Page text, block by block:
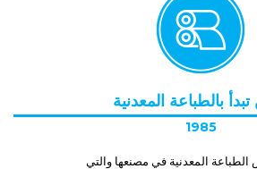
بالطباعة المعدنية
1985
المعدنية في مصنعها والتي